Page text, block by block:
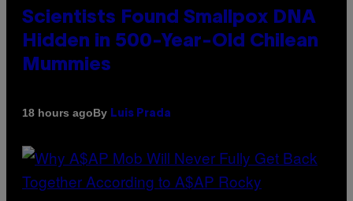
Scientists Found Smallpox DNA
Hidden in 500-Year-Old Chilean
Mummies
18 hours agoBy Luis Prada